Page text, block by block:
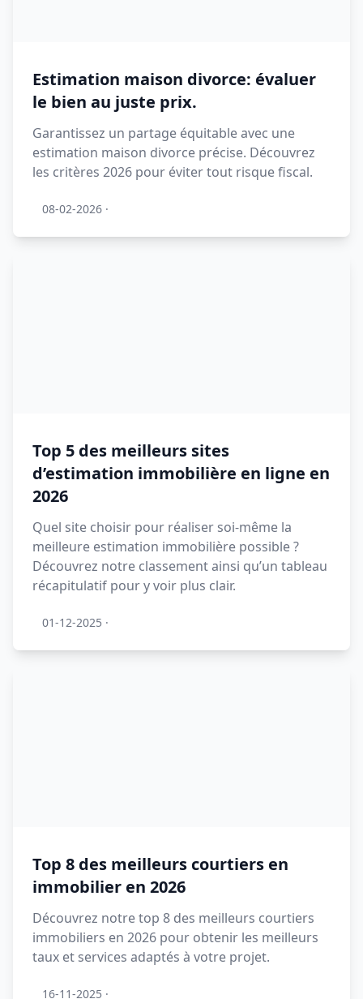
Estimation maison divorce: évaluer
le bien au juste prix.
Garantissez un partage équitable avec une
estimation maison divorce précise. Découvrez
les critères 2026 pour éviter tout risque fiscal.
08-02-2026 ·
Top 5 des meilleurs sites
d’estimation immobilière en ligne en
2026
Quel site choisir pour réaliser soi-même la
meilleure estimation immobilière possible ?
Découvrez notre classement ainsi qu’un tableau
récapitulatif pour y voir plus clair.
01-12-2025 ·
Top 8 des meilleurs courtiers en
immobilier en 2026
Découvrez notre top 8 des meilleurs courtiers
immobiliers en 2026 pour obtenir les meilleurs
taux et services adaptés à votre projet.
16-11-2025 ·